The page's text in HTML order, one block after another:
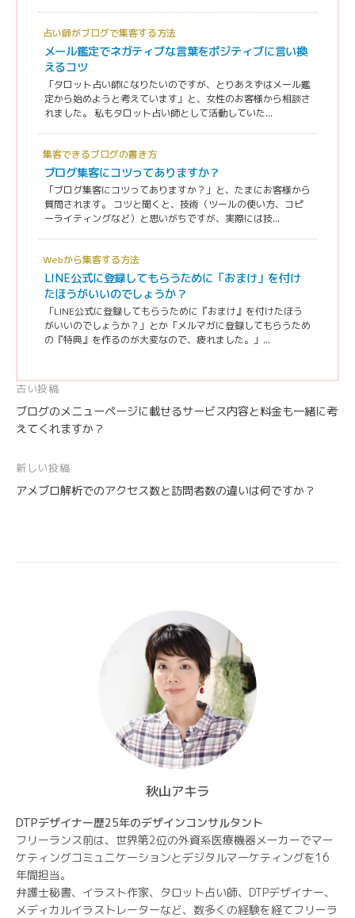
占い師がブログで集客する方法
メール鑑定でネガティブな言葉をポジティブに言い換
えるコツ
「タロット占い師になりたいのですが、とりあえずはメール鑑
定から始めようと考えています」と、女性のお客様から相談さ
れました。 私もタロット占い師として活動していた...
集客できるブログの書き方
ブログ集客にコツってありますか？
「ブログ集客にコツってありますか？」と、たまにお客様から
質問されます。 コツと聞くと、技術（ツールの使い方、コピ
ーライティングなど）と思いがちですが、実際には技...
Webから集客する方法
LINE公式に登録してもらうために「おまけ」を付け
たほうがいいのでしょうか？
「LINE公式に登録してもらうために『おまけ』を付けたほう
がいいのでしょうか？」とか「メルマガに登録してもらうため
の『特典』を作るのが大変なので、疲れました。」...
投
稿
ナ
ビ
ゲ
古い投稿
ブログのメニューページに載せるサービス内容と料金も一緒に考
えてくれますか？
新しい投稿
アメブロ解析でのアクセス数と訪問者数の違いは何ですか？
秋山アキラ
DTPデザイナー歴25年のデザインコンサルタント
フリーランス前は、世界第2位の外資系医療機器メーカーでマー
ケティングコミュニケーションとデジタルマーケティングを16
年間担当。
弁護士秘書、イラスト作家、タロット占い師、DTPデザイナー、
メディカルイラストレーターなど、数多くの経験を経てフリーラ